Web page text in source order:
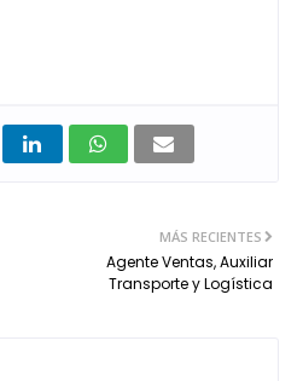
MÁS RECIENTES
Agente Ventas, Auxiliar
Transporte y Logística